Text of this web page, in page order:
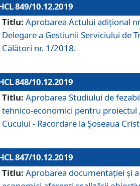
849/10.12.2019
Titlu: Aprobarea Actului adiţional
Delegare a Gestiunii Serviciului de
Călători nr. 1/2018.
848/10.12.2019
Titlu: Aprobarea Studiului de
tehnico-economici pentru proiectul
Cucului - Racordare la Șoseaua
847/10.12.2019
Titlu: Aprobarea documentației și